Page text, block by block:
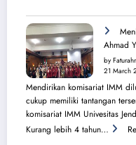
Ahmad
by
21 March
Mendirikan komisariat IMM
cukup memiliki tantangan
komisariat IMM Univesitas
Kurang lebih 4 tahun…